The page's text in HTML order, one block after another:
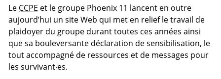
Le CCPE et le groupe Phoenix 11 lancent en outre
aujourd’hui un site Web qui met en relief le travail de
plaidoyer du groupe durant toutes ces années ainsi
que sa bouleversante déclaration de sensibilisation, le
tout accompagné de ressources et de messages pour
les survivant·es.